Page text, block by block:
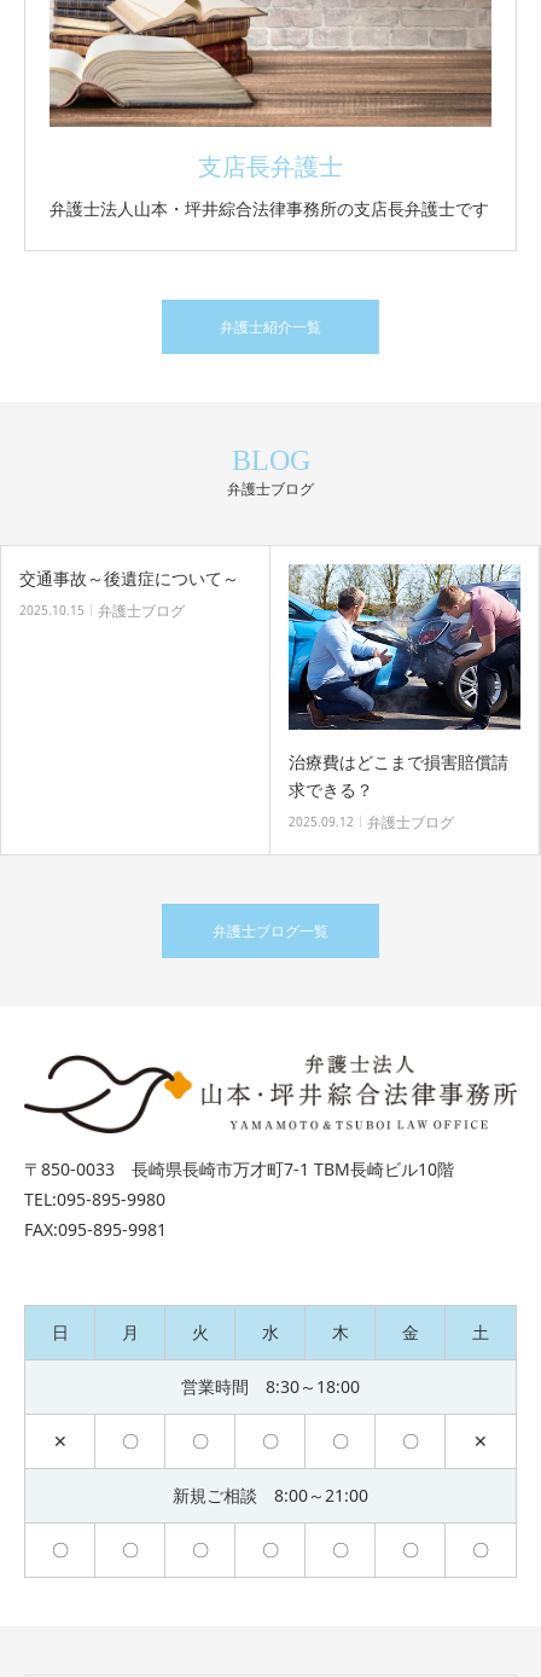
支店長弁護士
弁護士法人山本・坪井綜合法律事務所の支店長弁護士です
弁護士紹介一覧
BLOG
弁護士ブログ
交通事故～後遺症について～
2025.10.15 弁護士ブログ
治療費はどこまで損害賠償請
求できる？
2025.09.12 弁護士ブログ
弁護士ブログ一覧
〒850-0033 長崎県長崎市万才町7-1 TBM長崎ビル10階
TEL:095-895-9980
FAX:095-895-9981
日 月 火 水 木 金 土
営業時間 8:30～18:00
✕ 〇 〇 〇 〇 〇 ✕
新規ご相談 8:00～21:00
〇 〇 〇 〇 〇 〇 〇